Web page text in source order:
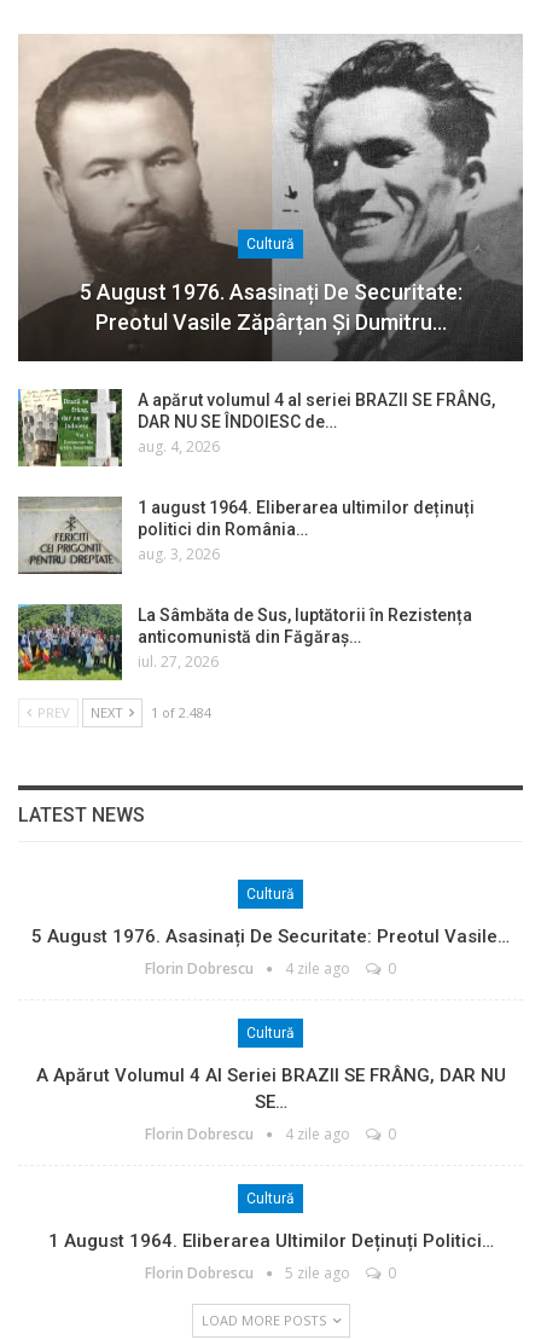
Cultură
5 August 1976. Asasinați De Securitate:
Preotul Vasile Zăpârțan Și Dumitru…
A apărut volumul 4 al seriei BRAZII SE FRÂNG,
DAR NU SE ÎNDOIESC de…
aug. 4, 2026
1 august 1964. Eliberarea ultimilor deținuți
politici din România…
aug. 3, 2026
La Sâmbăta de Sus, luptătorii în Rezistența
anticomunistă din Făgăraș…
iul. 27, 2026
PREV NEXT 1 of 2.484
LATEST NEWS
Cultură
5 August 1976. Asasinați De Securitate: Preotul Vasile…
Florin Dobrescu 4 zile ago 0
Cultură
A Apărut Volumul 4 Al Seriei BRAZII SE FRÂNG, DAR NU
SE…
Florin Dobrescu 4 zile ago 0
Cultură
1 August 1964. Eliberarea Ultimilor Deținuți Politici…
Florin Dobrescu 5 zile ago 0
LOAD MORE POSTS